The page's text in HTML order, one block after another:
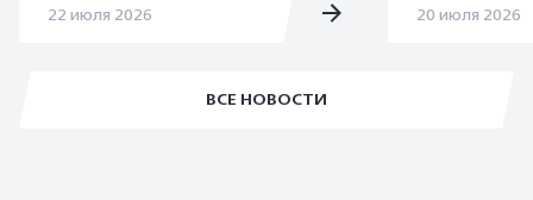
ВСЕ НОВОСТИ
22 июля 2026 20 июля 2026